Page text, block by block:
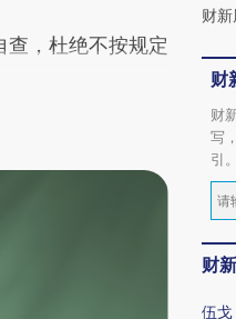
查，杜绝不按规定
财
财
财
写
引。
财
伍戈